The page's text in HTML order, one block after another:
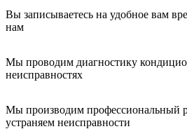
Вы записываетесь на удобное вам
нам
Мы проводим диагностику
неисправностях
Мы производим профессиональный
устраняем неисправности